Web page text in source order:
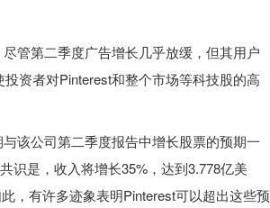
管第二季度广告增长几乎放缓，但其用户
资者对Pinterest和整个市场等科技股的高
该公司第二季度报告中增长股票的预期一
识是，收入将增长35%，达到3.778亿美
，有许多迹象表明Pinterest可以超出这些预